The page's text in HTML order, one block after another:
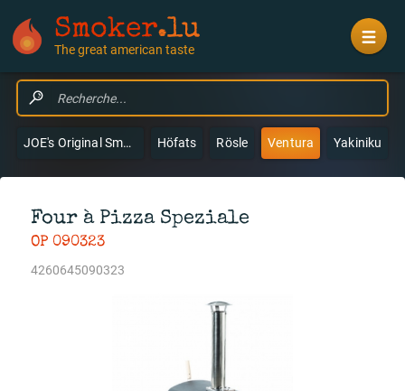
Smoker.lu
The great american taste
JOE's Original Smokers & Grills Höfats Rösle Ventura Yakiniku
Four à Pizza Speziale
OP 090323
4260645090323